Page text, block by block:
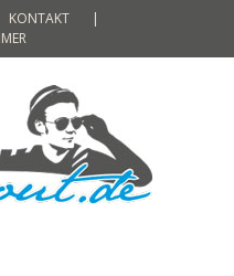
KONTAKT
|